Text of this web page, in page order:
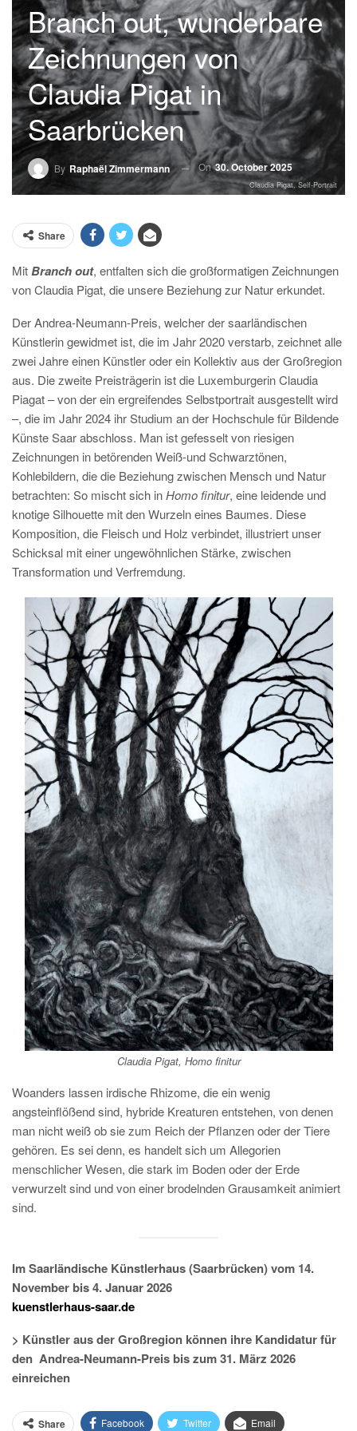
Branch out, wunderbare
Zeichnungen von
Claudia Pigat in
Saarbrücken
By Raphaël Zimmermann On30. October 2025
Claudia Pigat, Self-Portrait
Share
MitBranch out, entfalten sich die großformatigen Zeichnungen
von Claudia Pigat, die unsere Beziehung zur Natur erkundet.
Der Andrea-Neumann-Preis, welcher der saarländischen
Künstlerin gewidmet ist, die im Jahr 2020 verstarb, zeichnet alle
zwei Jahre einen Künstler oder ein Kollektiv aus der Großregion
aus. Die zweite Preisträgerin ist die Luxemburgerin Claudia
Piagat – von der ein ergreifendes Selbstportrait ausgestellt wird
–, die im Jahr 2024 ihr Studium an der Hochschule für Bildende
Künste Saar abschloss. Man ist gefesselt von riesigen
Zeichnungen in betörenden Weiß-und Schwarztönen,
Kohlebildern, die die Beziehung zwischen Mensch und Natur
betrachten: So mischt sich inHomo finitur, eine leidende und
knotige Silhouette mit den Wurzeln eines Baumes. Diese
Komposition, die Fleisch und Holz verbindet, illustriert unser
Schicksal mit einer ungewöhnlichen Stärke, zwischen
Transformation und Verfremdung.
Claudia Pigat, Homo finitur
Woanders lassen irdische Rhizome, die ein wenig
angsteinflößend sind, hybride Kreaturen entstehen, von denen
man nicht weiß ob sie zum Reich der Pflanzen oder der Tiere
gehören. Es sei denn, es handelt sich um Allegorien
menschlicher Wesen, die stark im Boden oder der Erde
verwurzelt sind und von einer brodelnden Grausamkeit animiert
sind.
Im Saarländische Künstlerhaus (Saarbrücken) vom 14.
November bis 4. Januar 2026
kuenstlerhaus-saar.de
> Künstler aus der Großregion können ihre Kandidatur für
den Andrea-Neumann-Preis bis zum 31. März 2026
einreichen
Share Facebook Twitter Email